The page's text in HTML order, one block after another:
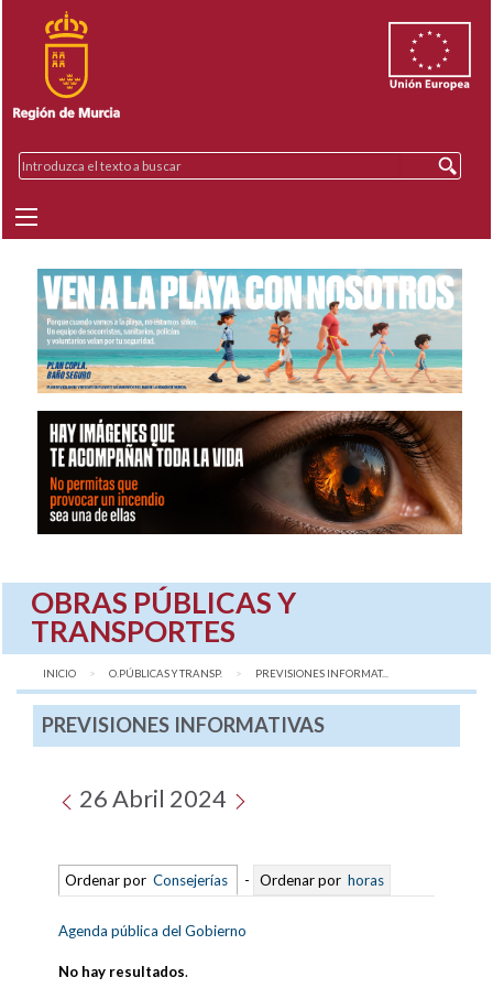
OBRAS PÚBLICAS Y
TRANSPORTES
INICIO O.PÚBLICAS Y TRANSP. AQUÍ:
PREVISIONES INFORMAT...
PREVISIONES INFORMATIVAS
26 Abril 2024
Ordenar por Consejerías - Ordenar por horas
Agenda pública del Gobierno
No hay resultados.